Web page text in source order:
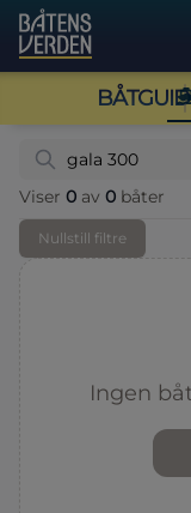
Viser 0 av 0 båter
Nullstill filtre
Ingen